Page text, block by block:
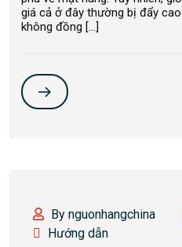
giá cả ở đây thường bị đẩy
không đồng […]
By nguonhangchina
Hướng dẫn